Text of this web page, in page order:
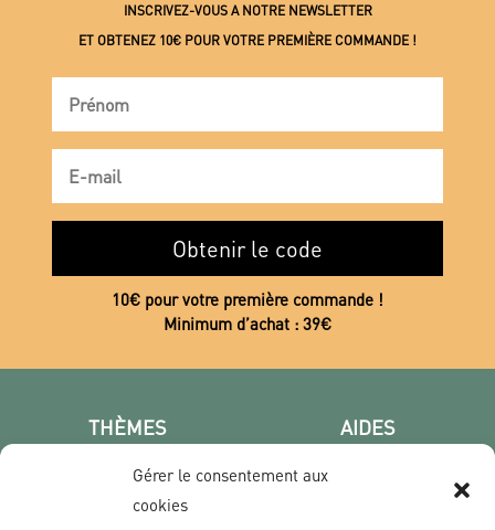
Gérer le consentement aux
cookies
INSCRIVEZ-VOUS A NOTRE NEWSLETTER
ET OBTENEZ 10€ POUR VOTRE PREMIÈRE COMMANDE !
Obtenir le code
10€ pour votre première commande !
Minimum d’achat : 39€
THÈMES
Poster photo
Les villes
AIDES